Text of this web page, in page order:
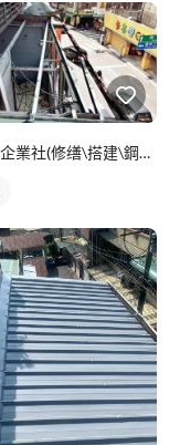
鐵工企業社(修缮\搭建\鋼構型鋼）